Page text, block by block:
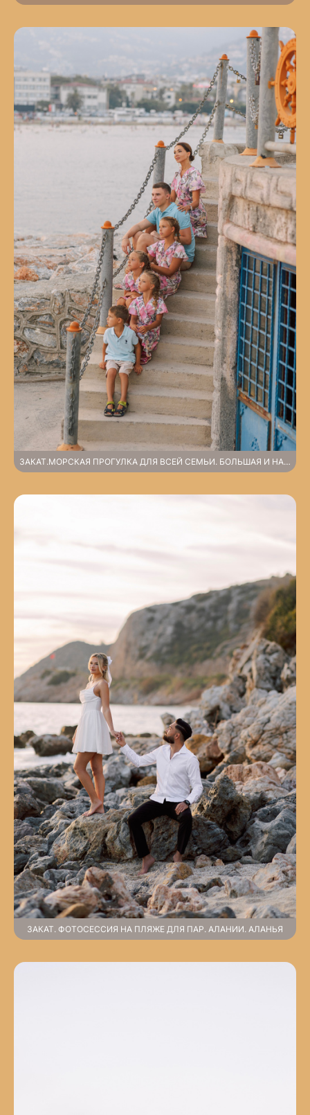
ЗАКАТ.МОРСКАЯ ПРОГУЛКА ДЛЯ ВСЕЙ СЕМЬИ. БОЛЬШАЯ И НАРЯДНАЯ СЕМЕЙНАЯ СЪЕМКА В ПОРТУ АЛАНЬИ. СОЛНЦЕ, ЯХТЫ И УЛЫБКИ.
ЗАКАТ. ФОТОСЕССИЯ НА ПЛЯЖЕ ДЛЯ ПАР. АЛАНИИ. АЛАНЬЯ